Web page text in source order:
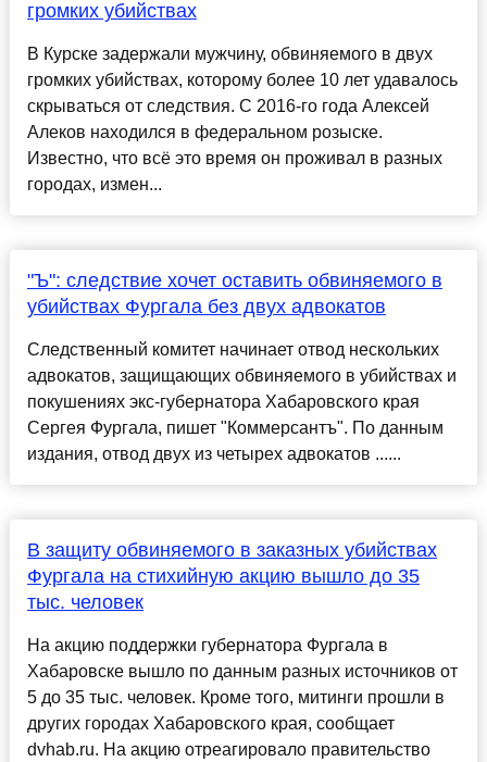
громких убийствах
В Курске задержали мужчину, обвиняемого в двух
громких убийствах, которому более 10 лет удавалось
скрываться от следствия. С 2016-го года Алексей
Алеков находился в федеральном розыске.
Известно, что всё это время он проживал в разных
городах, измен...
"Ъ": следствие хочет оставить обвиняемого в
убийствах Фургала без двух адвокатов
Следственный комитет начинает отвод нескольких
адвокатов, защищающих обвиняемого в убийствах и
покушениях экс-губернатора Хабаровского края
Сергея Фургала, пишет "Коммерсантъ". По данным
издания, отвод двух из четырех адвокатов ......
В защиту обвиняемого в заказных убийствах
Фургала на стихийную акцию вышло до 35
тыс. человек
На акцию поддержки губернатора Фургала в
Хабаровске вышло по данным разных источников от
5 до 35 тыс. человек. Кроме того, митинги прошли в
других городах Хабаровского края, сообщает
dvhab.ru. На акцию отреагировало правительство